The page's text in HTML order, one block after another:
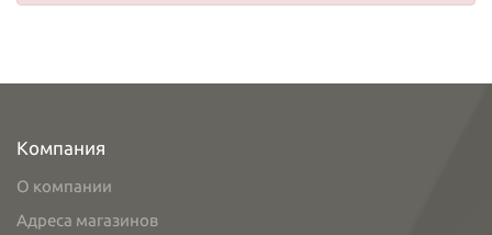
Компания
О компании
Адреса магазинов